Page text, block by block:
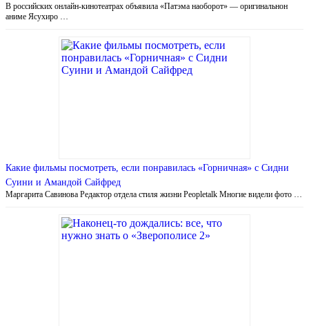
В российских онлайн-кинотеатрах объявила «Патэма наоборот» — оригинальнон
аниме Ясухиро …
Какие фильмы посмотреть, если понравилась «Горничная» с Сидни
Суини и Амандой Сайфред
Маргарита Савинова Редактор отдела стиля жизни Peopletalk Многие видели фото …